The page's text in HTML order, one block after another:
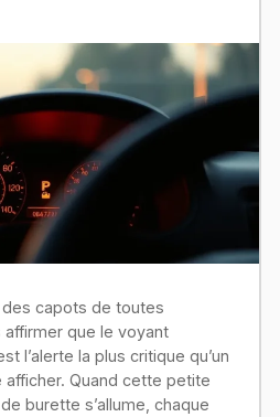
des capots de toutes
que le voyant
l’alerte la plus critique qu’un
Quand cette petite
burette s’allume, chaque